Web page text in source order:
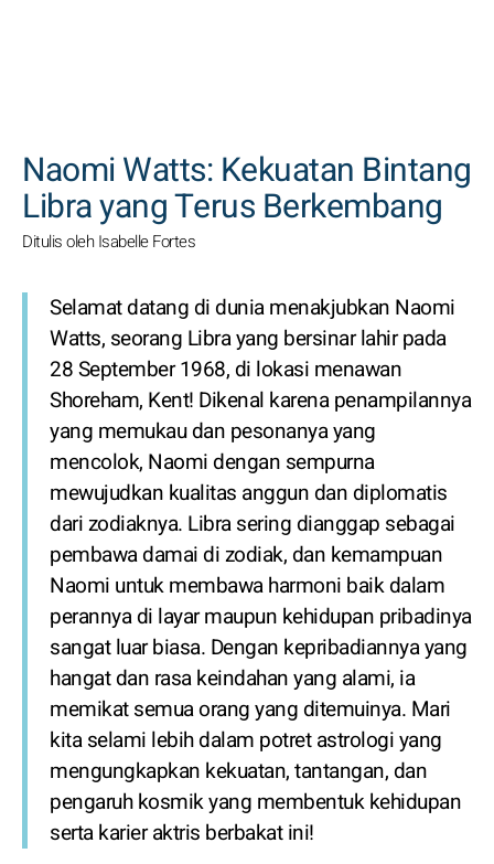
Naomi Watts: Kekuatan Bintang
Libra yang Terus Berkembang
Ditulis oleh Isabelle Fortes
Selamat datang di dunia menakjubkan Naomi
Watts, seorang Libra yang bersinar lahir pada
28 September 1968, di lokasi menawan
Shoreham, Kent! Dikenal karena penampilannya
yang memukau dan pesonanya yang
mencolok, Naomi dengan sempurna
mewujudkan kualitas anggun dan diplomatis
dari zodiaknya. Libra sering dianggap sebagai
pembawa damai di zodiak, dan kemampuan
Naomi untuk membawa harmoni baik dalam
perannya di layar maupun kehidupan pribadinya
sangat luar biasa. Dengan kepribadiannya yang
hangat dan rasa keindahan yang alami, ia
memikat semua orang yang ditemuinya. Mari
kita selami lebih dalam potret astrologi yang
mengungkapkan kekuatan, tantangan, dan
pengaruh kosmik yang membentuk kehidupan
serta karier aktris berbakat ini!